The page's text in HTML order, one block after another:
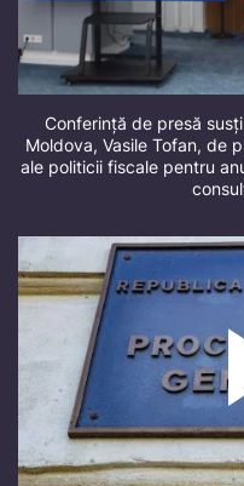
Conferință de presă
Moldova, Vasile Tofan, de
ale politicii fiscale pentru